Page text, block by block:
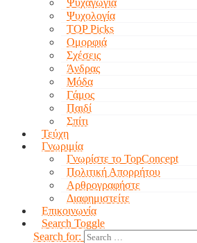
Ψυχαγωγία
Ψυχολογία
TOP Picks
Ομορφιά
Σχέσεις
Άνδρας
Μόδα
Γάμος
Παιδί
Σπίτι
Τεύχη
Γνωριμία
Γνωρίστε το TopConcept
Πολιτική Απορρήτου
Αρθρογραφήστε
Διαφημιστείτε
Επικοινωνία
Search Toggle
Search for: